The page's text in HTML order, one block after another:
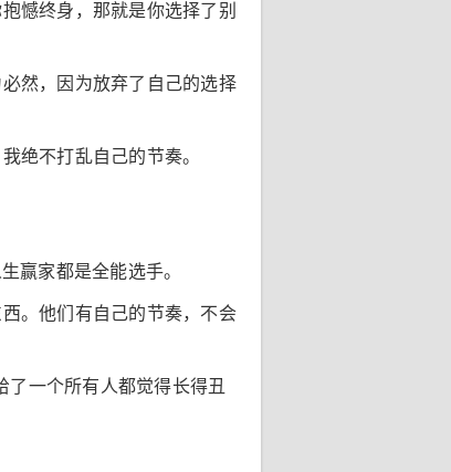
憾终身，那就是你选择了别
然，因为放弃了自己的选择
绝不打乱自己的节奏。
赢家都是全能选手。
。他们有自己的节奏，不会
一个所有人都觉得长得丑